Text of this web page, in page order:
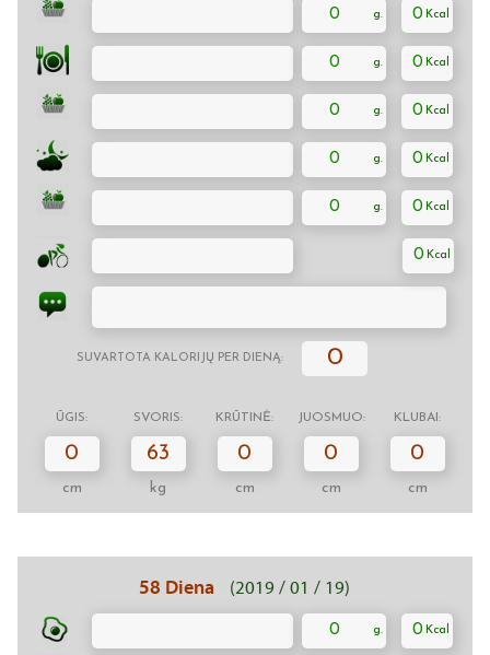
0 0
0 0
0 0
0 0
0 0
0
SUVARTOTA KALORIJŲ PER DIENĄ: 0
ŪGIS: SVORIS: KRŪTINĖ: JUOSMUO: KLUBAI:
0
cm
63
kg
0
cm
0
cm
0
cm
58 Diena (2019 / 01 / 19)
0 0